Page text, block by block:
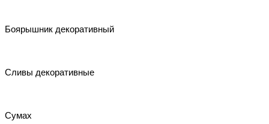
Боярышник декоративный
Сливы декоративные
Сумах